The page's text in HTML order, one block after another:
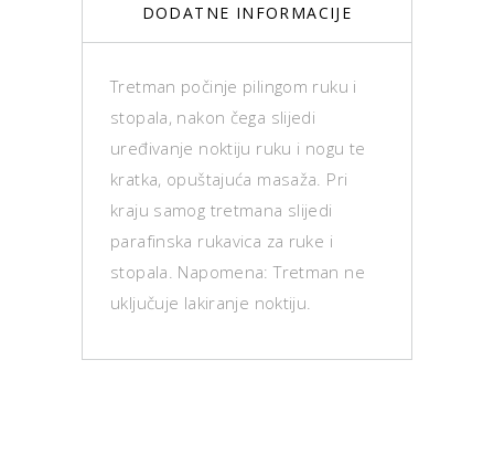
DODATNE INFORMACIJE
Tretman počinje pilingom ruku i
stopala, nakon čega slijedi
uređivanje noktiju ruku i nogu te
kratka, opuštajuća masaža. Pri
kraju samog tretmana slijedi
parafinska rukavica za ruke i
stopala. Napomena: Tretman ne
uključuje lakiranje noktiju.